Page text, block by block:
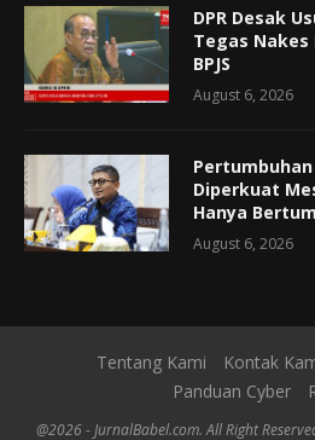
DPR Desak
Tegas Nakes
BPJS
August 6, 2026
Diperkuat
Hanya
August 6, 2026
Tentang Kami Kontak
Panduan Cyber
@2026 - JurnalBabel.com. All Right